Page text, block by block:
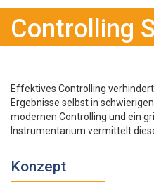
Controlling
Effektives Controlling
Ergebnisse selbst in
modernen Controlling und ein
Instrumentarium vermittelt
Konzept